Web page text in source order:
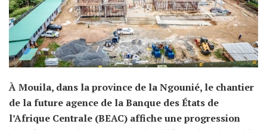
À Mouila, dans la province de la Ngounié, le chantier
de la future agence de la Banque des États de
l’Afrique Centrale (BEAC) affiche une progression